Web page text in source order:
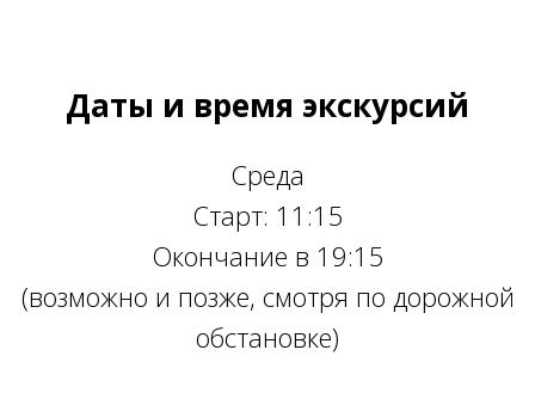
Даты и время экскурсий
Среда
Старт: 11:15
Окончание в 19:15
(возможно и позже, смотря по дорожной
обстановке)